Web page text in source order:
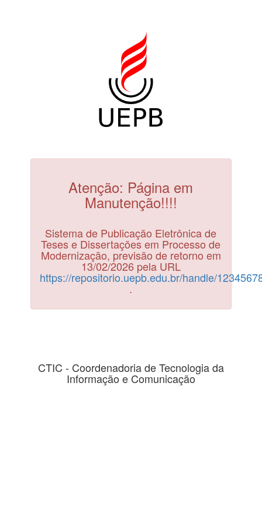
Atenção: Página em
Manutenção!!!!
Sistema de Publicação Eletrônica de
Teses e Dissertações em Processo de
Modernização, previsão de retorno em
13/02/2026 pela URL
https://repositorio.uepb.edu.br/handle/
.
CTIC - Coordenadoria de Tecnologia da
Informação e Comunicação